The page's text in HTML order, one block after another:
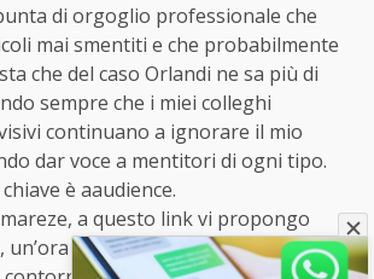
di orgoglio professionale che
mai smentiti e che probabilmente
che del caso Orlandi ne sa più di
sempre che i miei colleghi
continuano a ignorare il mio
dar voce a mentitori di ogni tipo.
è aaudience.
a questo link vi propongo
un’ora in tutto, in cui ripercorro la